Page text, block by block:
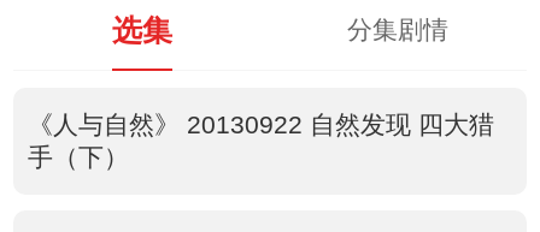
选集 分集剧情
《人与自然》 20130922 自然发现 四大猎
手（下）